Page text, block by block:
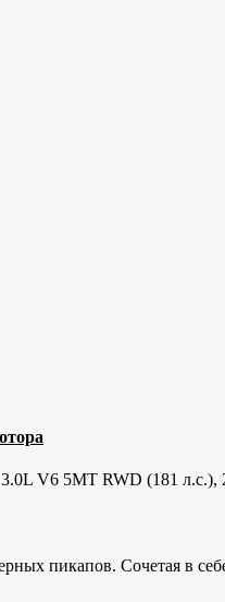
V6 5MT RWD (181
пикапов. Сочетая в